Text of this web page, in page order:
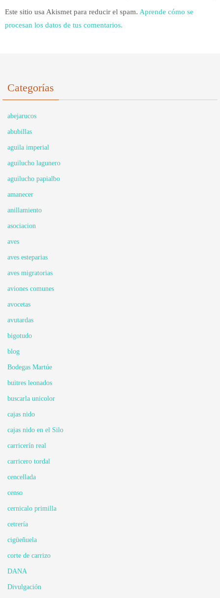
Este sitio usa Akismet para reducir el spam. Aprende cómo se
procesan los datos de tus comentarios.
Categorías
abejarucos
abubillas
aguila imperial
aguilucho lagunero
aguilucho papialbo
amanecer
anillamiento
asociacion
aves
aves esteparias
aves migratorias
aviones comunes
avocetas
avutardas
bigotudo
blog
Bodegas Martúe
buitres leonados
buscarla unicolor
cajas nido
cajas nido en el Silo
carricerín real
carricero tordal
cencellada
censo
cernicalo primilla
cetrería
cigüeñuela
corte de carrizo
DANA
Divulgación